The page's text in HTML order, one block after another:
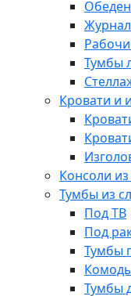
Тумбы
Кровати и
Консоли
Тумбы из
Под ТВ
Под
Тумбы
Тумбы